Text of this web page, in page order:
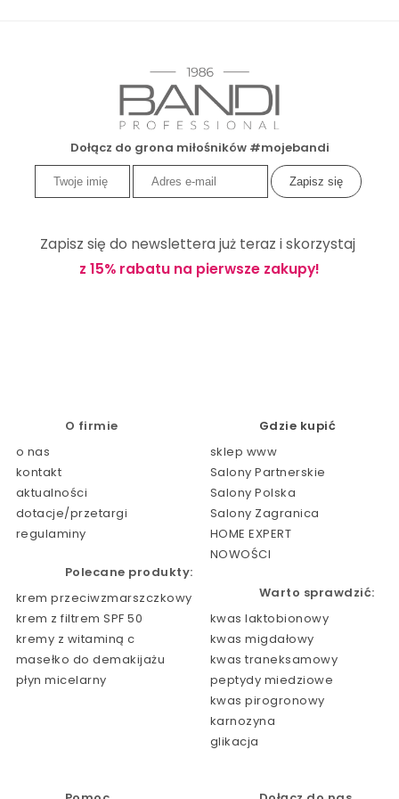
Dołącz do grona miłośników #mojebandi
Zapisz się do newslettera już teraz i skorzystaj
z 15% rabatu na pierwsze zakupy!
O firmie
o nas
kontakt
aktualności
dotacje/przetargi
regulaminy
Polecane produkty:
krem przeciwzmarszczkowy
krem z filtrem SPF 50
kremy z witaminą c
masełko do demakijażu
płyn micelarny
Gdzie kupić
sklep www
Salony Partnerskie
Salony Polska
Salony Zagranica
HOME EXPERT
NOWOŚCI
Warto sprawdzić:
kwas laktobionowy
kwas migdałowy
kwas traneksamowy
peptydy miedziowe
kwas pirogronowy
karnozyna
glikacja